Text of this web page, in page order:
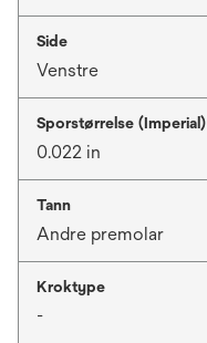
Side
Venstre
Sporstørrelse (Imperial)
0.022 in
Tann
Andre premolar
Kroktype
-